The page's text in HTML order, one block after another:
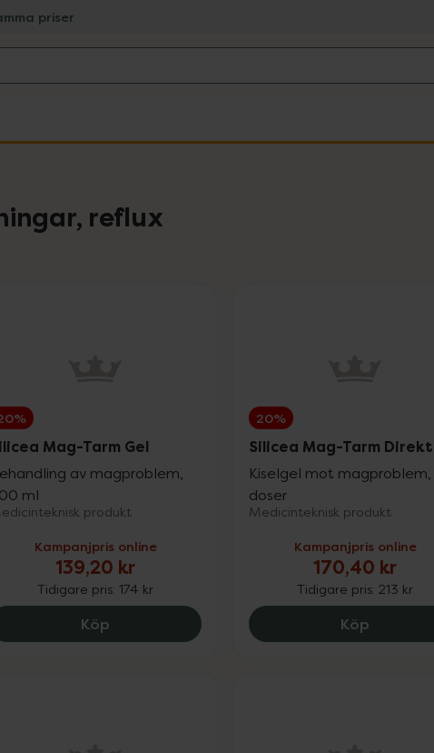
priser
reflux
Mag-Tarm Gel
av magproblem,
ml
produkt
Kampanjpris online
139,20 kr
Tidigare pris:174 kr
Köp Silicea Mag-Tarm Gel, 139.2 kr.
20%
Silicea Mag-Tarm Direkt
Kiselgel mot
doser
Medicinteknisk produkt
Kampanjpris online
170,40 kr
Tidigare pris: 213 kr
Köp Silicea